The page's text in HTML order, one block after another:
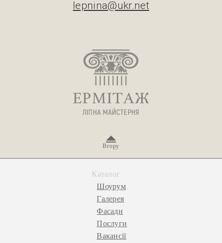
lepnina@ukr.net
Вгору
Каталог
Шоурум
Галерея
Фасади
Послуги
Вакансії